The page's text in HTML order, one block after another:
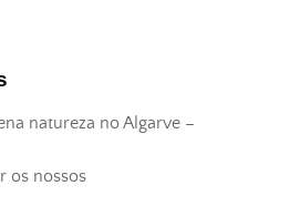
natureza no Algarve –
os nossos